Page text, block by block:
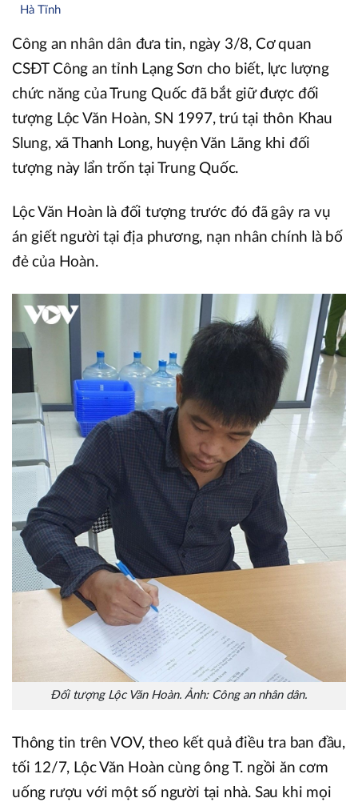
Hà Tĩnh
Công an nhân dân đưa tin, ngày 3/8, Cơ quan
CSĐT Công an tỉnh Lạng Sơn cho biết, lực lượng
chức năng của Trung Quốc đã bắt giữ được đối
tượng Lộc Văn Hoàn, SN 1997, trú tại thôn Khau
Slung, xã Thanh Long, huyện Văn Lãng khi đối
tượng này lẩn trốn tại Trung Quốc.
Lộc Văn Hoàn là đối tượng trước đó đã gây ra vụ
án giết người tại địa phương, nạn nhân chính là bố
đẻ của Hoàn.
Đối tượng Lộc Văn Hoàn. Ảnh: Công an nhân dân.
Thông tin trên VOV, theo kết quả điều tra ban đầu,
tối 12/7, Lộc Văn Hoàn cùng ông T. ngồi ăn cơm
uống rượu với một số người tại nhà. Sau khi mọi